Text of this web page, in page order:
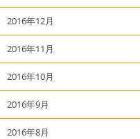
2016年12月
2016年11月
2016年10月
2016年9月
2016年8月